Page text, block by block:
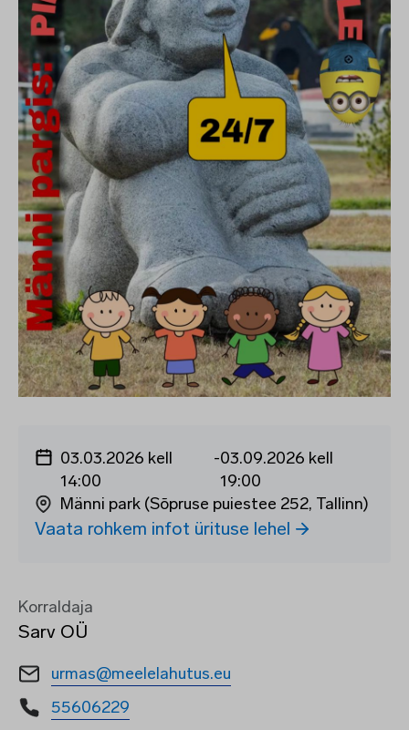
03.03.2026 kell
14:00
-03.09.2026 kell
19:00
Männi park (Sõpruse puiestee 252, Tallinn)
Vaata rohkem infot ürituse lehel
Korraldaja
Sarv OÜ
urmas@meelelahutus.eu
55606229